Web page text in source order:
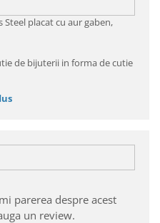
Steel placat cu aur gaben,
de bijuterii in forma de cutie
parerea despre acest
un review.